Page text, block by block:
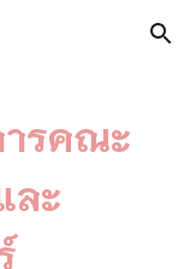
Skip to navigation
ารคณะ
ละ